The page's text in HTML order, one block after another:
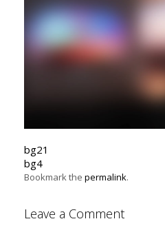
bg21
bg4
Bookmark the permalink.
Leave a Comment